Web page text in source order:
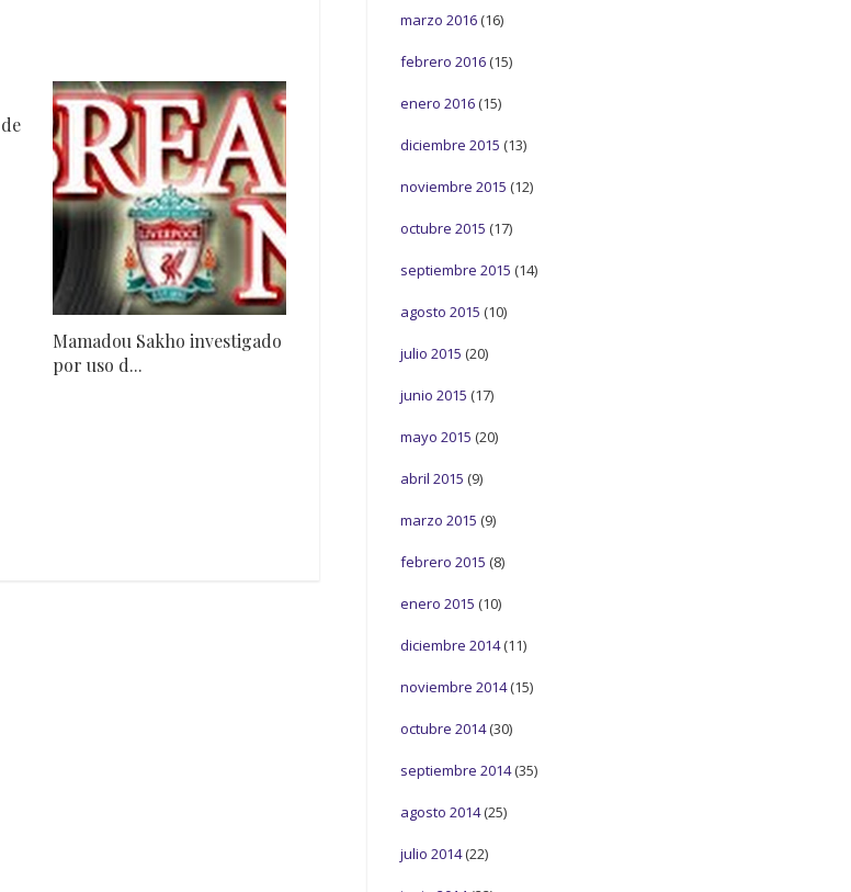
Mamadou Sakho investigado
por uso d...
marzo 2016 (16)
febrero 2016 (15)
enero 2016 (15)
diciembre 2015 (13)
noviembre 2015 (12)
octubre 2015 (17)
septiembre 2015 (14)
agosto 2015 (10)
julio 2015 (20)
junio 2015 (17)
mayo 2015 (20)
abril 2015 (9)
marzo 2015 (9)
febrero 2015 (8)
enero 2015 (10)
diciembre 2014(11)
noviembre 2014(15)
octubre 2014(30)
septiembre 2014(35)
agosto 2014(25)
julio 2014(22)